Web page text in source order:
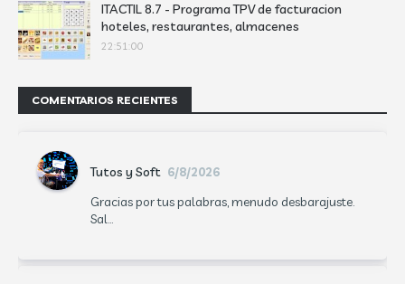
ITACTIL 8.7 - Programa TPV de facturacion
hoteles, restaurantes, almacenes
22:51:00
COMENTARIOS RECIENTES
Tutos y Soft 6/8/2026
Gracias por tus palabras, menudo desbarajuste.
Sal...